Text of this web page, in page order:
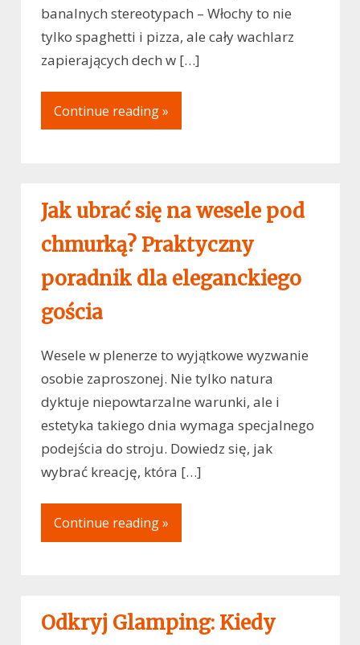
banalnych stereotypach – Włochy to nie
tylko spaghetti i pizza, ale cały wachlarz
zapierających dech w […]
Continue reading »
Jak ubrać się na wesele pod
chmurką? Praktyczny
poradnik dla eleganckiego
gościa
Wesele w plenerze to wyjątkowe wyzwanie
osobie zaproszonej. Nie tylko natura
dyktuje niepowtarzalne warunki, ale i
estetyka takiego dnia wymaga specjalnego
podejścia do stroju. Dowiedz się, jak
wybrać kreację, która […]
Continue reading »
Odkryj Glamping: Kiedy